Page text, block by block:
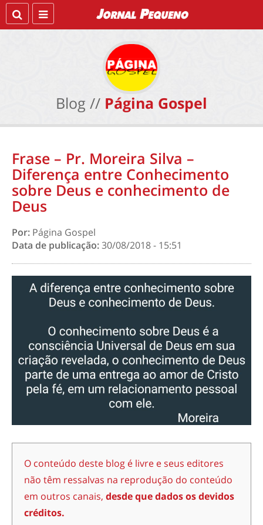
Blog // Página Gospel
Frase – Pr. Moreira Silva –
Diferença entre Conhecimento
sobre Deus e conhecimento de
Deus
Por: Página Gospel
Data de publicação:30/08/2018 - 15:51
O conteúdo deste blog é livre e seus editores
não têm ressalvas na reprodução do conteúdo
em outros canais, desde que dados os devidos
créditos.